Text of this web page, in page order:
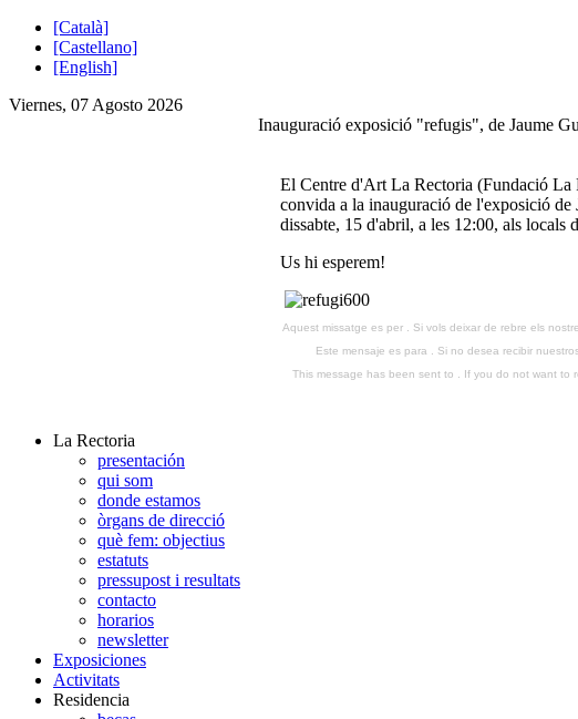
[Català]
[Castellano]
[English]
Viernes, 07 Agosto 2026
Inauguració exposició "refugis", de Jaume
El Centre d'Art La Rectoria (Fundació La
convida a la inauguració de l'exposició
dissabte, 15 d'abril, a les 12:00, als locals
Us hi esperem!
Aquest missatge es per . Si vols deixar de rebre els
Este mensaje es para . Si no desea recibir
This message has been sent to . If you do not want to
La Rectoria
presentación
qui som
donde estamos
òrgans de direcció
què fem: objectius
estatuts
pressupost i resultats
contacto
horarios
newsletter
Exposiciones
Activitats
Residencia